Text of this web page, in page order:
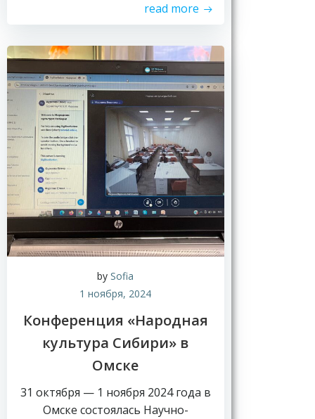
read more
bySofia
1 ноября, 2024
Конференция «Народная
культура Сибири» в
Омске
31 октября — 1 ноября 2024 года в
Омске состоялась Научно-